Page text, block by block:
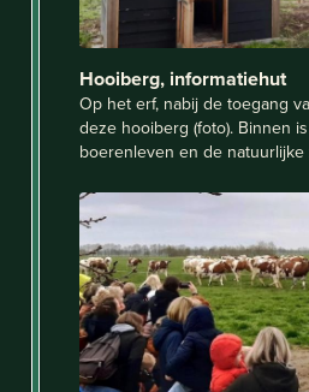
Hooiberg, informatiehut
Op het erf, nabij de toegang
deze hooiberg (foto). Binnen
boerenleven en de